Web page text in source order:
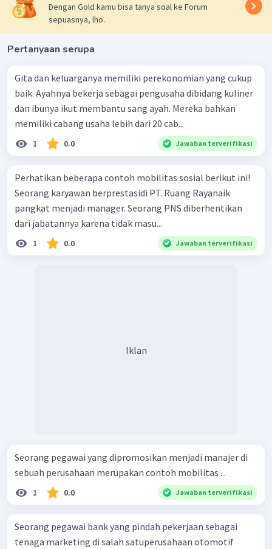
Dengan Gold kamu bisa tanya soal ke Forum
sepuasnya, lho.
Pertanyaan serupa
Gita dan keluarganya memiliki perekonomian yang cukup
baik. Ayahnya bekerja sebagai pengusaha dibidang kuliner
dan ibunya ikut membantu sang ayah. Mereka bahkan
memiliki cabang usaha lebih dari 20 cab...
1 0.0 Jawaban terverifikasi
Perhatikan beberapa contoh mobilitas sosial berikut ini!
Seorang karyawan berprestasidi PT. Ruang Rayanaik
pangkat menjadi manager. Seorang PNS diberhentikan
dari jabatannya karena tidak masu...
1 0.0 Jawaban terverifikasi
Iklan
Seorang pegawai yang dipromosikan menjadi manajer di
sebuah perusahaan merupakan contoh mobilitas ...
1 0.0 Jawaban terverifikasi
Seorang pegawai bank yang pindah pekerjaan sebagai
tenaga marketing di salah satuperusahaan otomotif